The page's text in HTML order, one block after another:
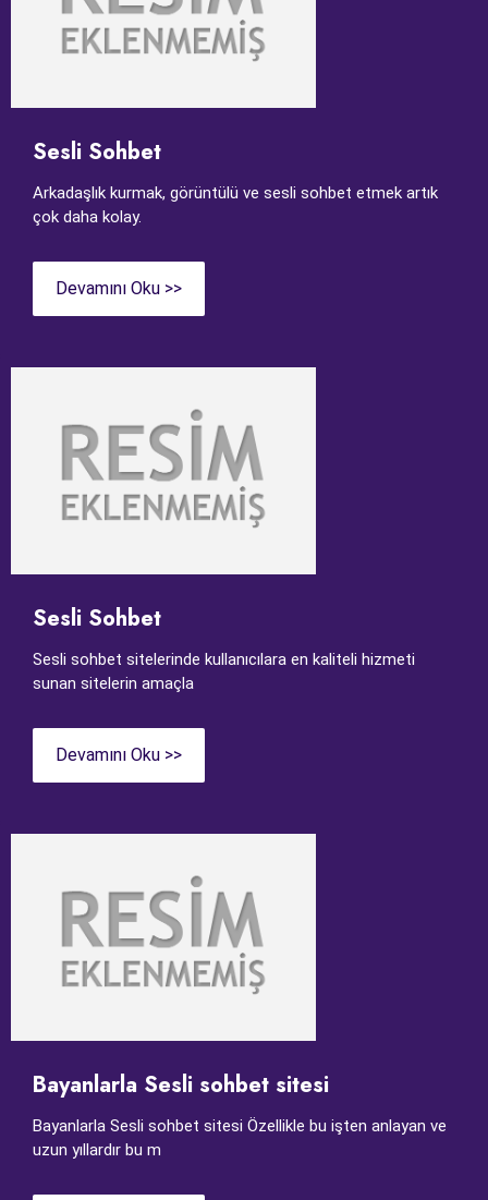
Sesli Sohbet
Arkadaşlık kurmak, görüntülü ve sesli sohbet etmek artık
çok daha kolay.
Devamını Oku >>
Sesli Sohbet
Sesli sohbet sitelerinde kullanıcılara en kaliteli hizmeti
sunan sitelerin amaçla
Devamını Oku >>
Bayanlarla Sesli sohbet sitesi
Bayanlarla Sesli sohbet sitesi Özellikle bu işten anlayan ve
uzun yıllardır bu m